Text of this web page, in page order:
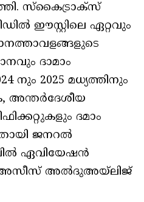
സ്‌കൈട്രാക്‌സ്
ഈസ്റ്റിലെ ഏറ്റവും
ദാമാം
നും 2025 മധ്യത്തിനും
അന്തര്‍ദേശീയ
ദമാം
ജനറല്‍
ഏവിയേഷന്‍
അസീസ് അല്‍ദുഅയ്‌ലിജ്